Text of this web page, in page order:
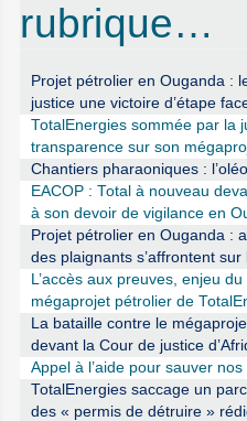
rubrique…
Projet pétrolier en Ouganda :
justice une victoire d’étape
TotalEnergies sommée par la
transparence sur son
Chantiers pharaoniques :
EACOP : Total à nouveau
à son devoir de vigilance en
Projet pétrolier en Ouganda :
des plaignants s’affrontent sur
L’accès aux preuves, enjeu
mégaprojet pétrolier de
La bataille contre le
devant la Cour de justice
Appel à l’aide pour sauver
TotalEnergies saccage un
des « permis de détruire »